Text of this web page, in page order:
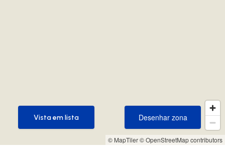
© MapTiler© OpenStreetMap contributors
Desenhar zona
Desenhar zona
Vista em lista
Vista em lista